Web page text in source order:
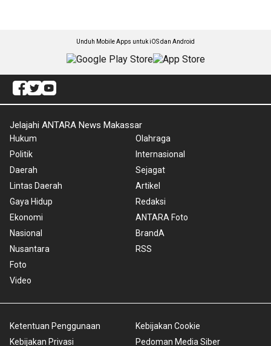
Unduh Mobile Apps untuk iOS dan Android
Jelajahi ANTARA News Makassar
Hukum
Politik
Daerah
Lintas Daerah
Gaya Hidup
Ekonomi
Nasional
Nusantara
Foto
Video
Olahraga
Internasional
Sejagat
Artikel
Redaksi
ANTARA Foto
BrandA
RSS
Ketentuan Penggunaan
Kebijakan Privasi
Kebijakan Cookie
Pedoman Media Siber